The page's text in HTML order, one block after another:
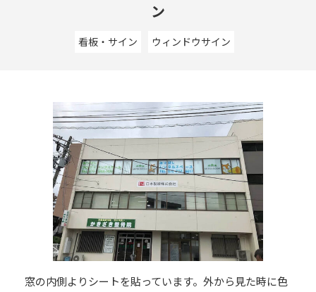
ン
看板・サイン ウィンドウサイン
窓の内側よりシートを貼っています。外から見た時に色